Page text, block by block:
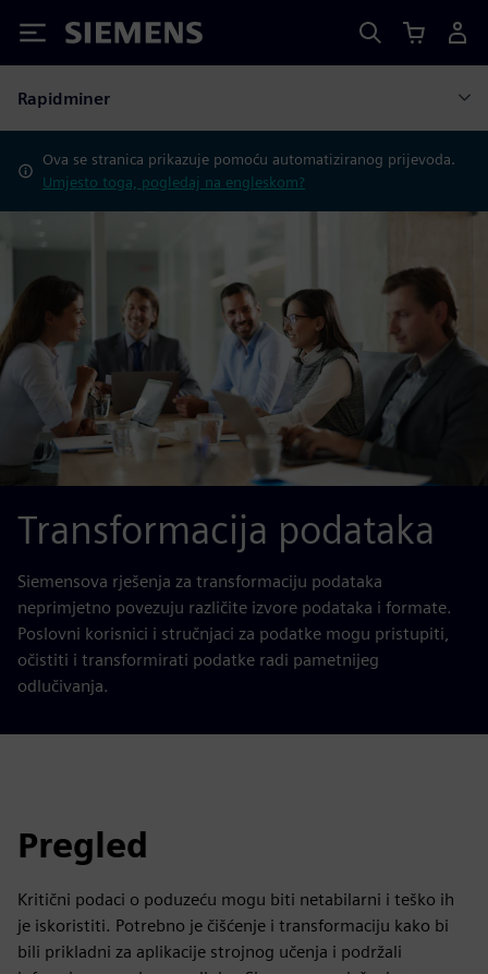
Siemens
Rapidminer
Ova se stranica prikazuje pomoću automatiziranog prijevoda.
Umjesto toga, pogledaj na engleskom?
Transformacija podataka
Siemensova rješenja za transformaciju podataka
neprimjetno povezuju različite izvore podataka i formate.
Poslovni korisnici i stručnjaci za podatke mogu pristupiti,
očistiti i transformirati podatke radi pametnijeg
odlučivanja.
Pregled
Kritični podaci o poduzeću mogu biti netabilarni i teško ih
je iskoristiti. Potrebno je čišćenje i transformaciju kako bi
bili prikladni za aplikacije strojnog učenja i podržali